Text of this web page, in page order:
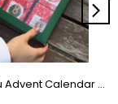
Sürpriz 9’lu Advent Calendar Kutusu